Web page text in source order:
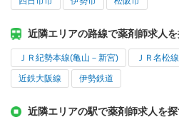
近隣エリアの路線で薬剤師求人
ＪＲ紀勢本線(亀山－新宮) ＪＲ名松線
近鉄大阪線 伊勢鉄道
近隣エリアの駅で薬剤師求人を